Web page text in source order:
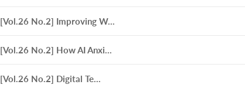
[Vol.26 No.2] Improving W...
[Vol.26 No.2] How AI Anxi...
[Vol.26 No.2] Digital Te...